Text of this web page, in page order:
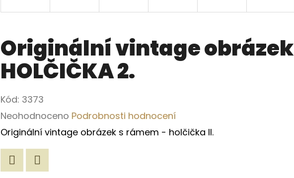
Originální vintage obrázek
HOLČIČKA 2.
Kód: 3373
Průměrné
hodnocení
produktu
Neohodnoceno Podrobnosti hodnocení
Originální vintage obrázek s rámem - holčička II.